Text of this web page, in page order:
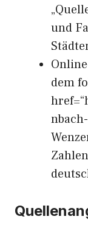
und
dem